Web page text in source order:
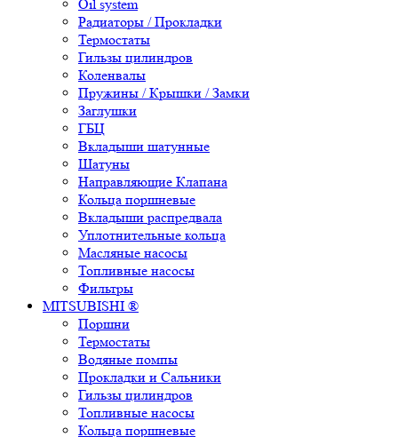
Oil system
Радиаторы / Прокладки
Термостаты
Гильзы цилиндров
Коленвалы
Пружины / Крышки / Замки
Заглушки
ГБЦ
Вкладыши шатунные
Шатуны
Направляющие Клапана
Кольца поршневые
Вкладыши распредвала
Уплотнительные кольца
Масляные насосы
Топливные насосы
Фильтры
MITSUBISHI ®
Поршни
Термостаты
Водяные помпы
Прокладки и Сальники
Гильзы цилиндров
Топливные насосы
Кольца поршневые